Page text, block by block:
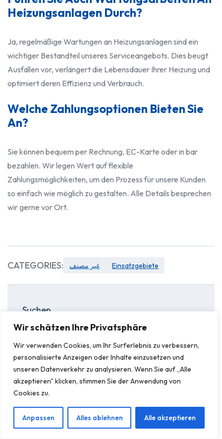
Wir schätzen Ihre Privatsphäre
Wir verwenden Cookies, um Ihr Surferlebnis zu verbessern,
personalisierte Anzeigen oder Inhalte einzusetzen und
unseren Datenverkehr zu analysieren. Wenn Sie auf „Alle
akzeptieren" klicken, stimmen Sie der Anwendung von
Cookies zu.
Anpassen Alles ablehnen Alle akzeptieren
Heizungsanlagen Durch?
Ja, regelmäßige Wartungen an Heizungsanlagen sind ein
wichtiger Bestandteil unseres Serviceangebots. Dies beugt
Ausfällen vor, verlängert die Lebensdauer Ihrer Heizung und
optimiert deren Effizienz und Verbrauch.
Welche Zahlungsoptionen Bieten Sie
An?
Sie können bequem per Rechnung, EC-Karte oder in bar
bezahlen. Wir legen Wert auf flexible
Zahlungsmöglichkeiten, um den Prozess für unsere Kunden
so einfach wie möglich zu gestalten. Alle Details besprechen
wir gerne vor Ort.
CATEGORIES: غير مصنف Einsatzgebiete
Suchen
Neueste Beiträge